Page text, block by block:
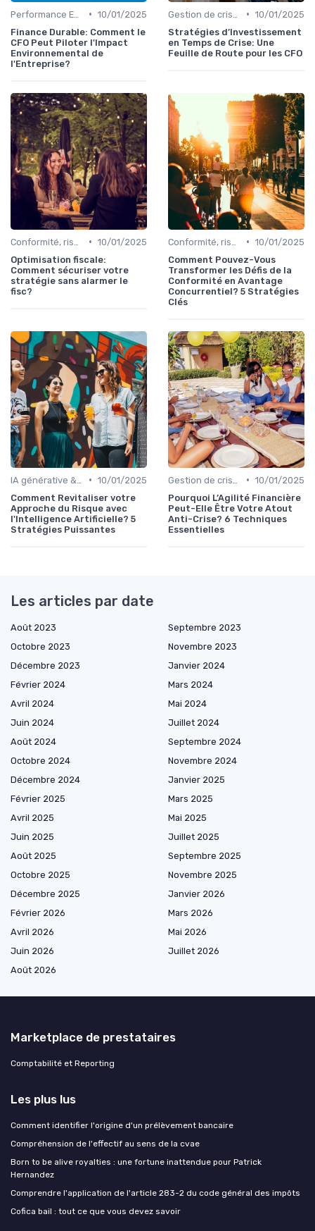
• 10/01/2025
Finance Durable: Comment le
CFO Peut Piloter l'Impact
Environnemental de
l'Entreprise?
• 10/01/2025
Stratégies d’Investissement
en Temps de Crise: Une
Feuille de Route pour les CFO
• 10/01/2025
Optimisation fiscale:
Comment sécuriser votre
stratégie sans alarmer le
fisc?
• 10/01/2025
Comment Pouvez-Vous
Transformer les Défis de la
Conformité en Avantage
Concurrentiel? 5 Stratégies
Clés
• 10/01/2025
Comment Revitaliser votre
Approche du Risque avec
l'Intelligence Artificielle? 5
Stratégies Puissantes
• 10/01/2025
Pourquoi L’Agilité Financière
Peut-Elle Être Votre Atout
Anti-Crise? 6 Techniques
Essentielles
Les articles par date
Août 2023
Septembre 2023
Octobre 2023
Novembre 2023
Décembre 2023
Janvier 2024
Février 2024
Mars 2024
Avril 2024
Mai 2024
Juin 2024
Juillet 2024
Août 2024
Septembre 2024
Octobre 2024
Novembre 2024
Décembre 2024
Janvier 2025
Février 2025
Mars 2025
Avril 2025
Mai 2025
Juin 2025
Juillet 2025
Août 2025
Septembre 2025
Octobre 2025
Novembre 2025
Décembre 2025
Janvier 2026
Février 2026
Mars 2026
Avril 2026
Mai 2026
Juin 2026
Juillet 2026
Août 2026
Marketplace de prestataires
Comptabilité et Reporting
Les plus lus
Comment identifier l'origine d'un prélèvement bancaire
Compréhension de l'effectif au sens de la cvae
Born to be alive royalties : une fortune inattendue pour Patrick
Hernandez
Comprendre l'application de l'article 283-2 du code général des impôts
Cofica bail : tout ce que vous devez savoir